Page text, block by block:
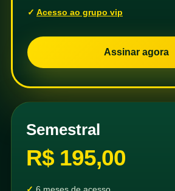
Acesso ao grupo vip
Assinar agora
Semestral
R$ 195,00